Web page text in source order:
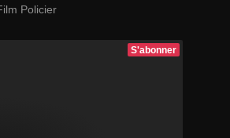
Policier
S'abonner